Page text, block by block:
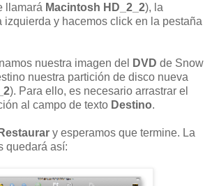
llamará Macintosh HD_2_2), la
izquierda y hacemos click en la pestaña
nuestra imagen del DVD de Snow
nuestra partición de disco nueva
). Para ello, es necesario arrastrar el
al campo de texto Destino.
Restaurar y esperamos que termine. La
quedará así: